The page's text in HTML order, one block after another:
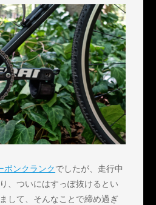
ボンクランクでしたが、走行中
、ついにはすっぽ抜けるとい
して、そんなことで締め過ぎ